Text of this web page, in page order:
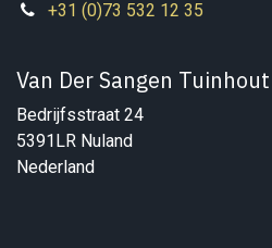
+31 (0)73 532 12 35
Van Der Sangen Tuinhout
Bedrijfsstraat 24
5391LR Nuland
Nederland